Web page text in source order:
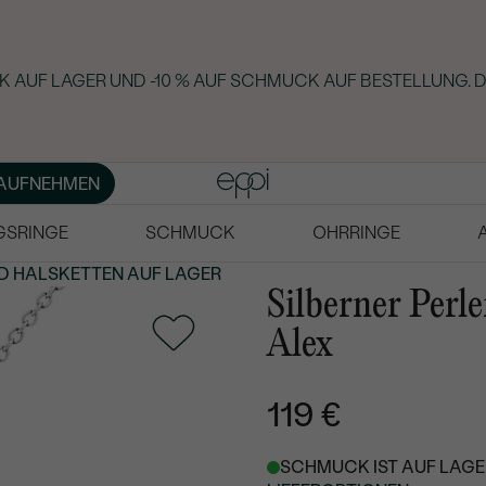
LAGER UND -10 % AUF SCHMUCK AUF BESTELLUNG.
SCHMUCK OHRRINGE
HALSKETTEN AUF LAGER
Silberner
Alex
119 €
SCHMUCK IST AUF